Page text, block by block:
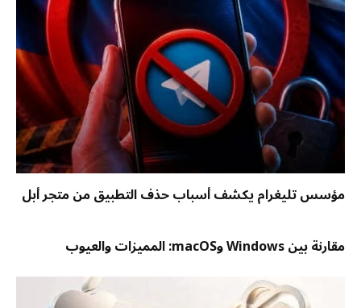
مؤسس تليغرام يكشف أسباب حذف التطبيق من متجر أبل
مقارنة بين Windows وmacOS: المميزات والعيوب